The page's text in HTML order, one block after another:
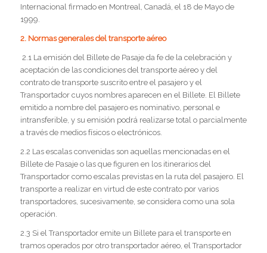
Internacional firmado en Montreal, Canadá, el 18 de Mayo de
1999.
2. Normas generales del transporte aéreo
2.1 La emisión del Billete de Pasaje da fe de la celebración y
aceptación de las condiciones del transporte aéreo y del
contrato de transporte suscrito entre el pasajero y el
Transportador cuyos nombres aparecen en el Billete. El Billete
emitido a nombre del pasajero es nominativo, personal e
intransferible, y su emisión podrá realizarse total o parcialmente
a través de medios físicos o electrónicos.
2.2 Las escalas convenidas son aquellas mencionadas en el
Billete de Pasaje o las que figuren en los itinerarios del
Transportador como escalas previstas en la ruta del pasajero. El
transporte a realizar en virtud de este contrato por varios
transportadores, sucesivamente, se considera como una sola
operación.
2.3 Si el Transportador emite un Billete para el transporte en
tramos operados por otro transportador aéreo, el Transportador